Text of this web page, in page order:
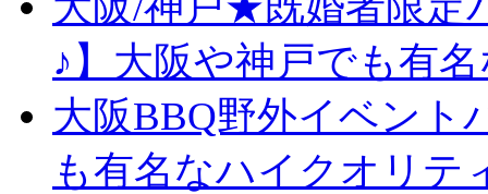
♪】大阪や神戸でも有
大阪BBQ野外イベント
も有名なハイクオリテ